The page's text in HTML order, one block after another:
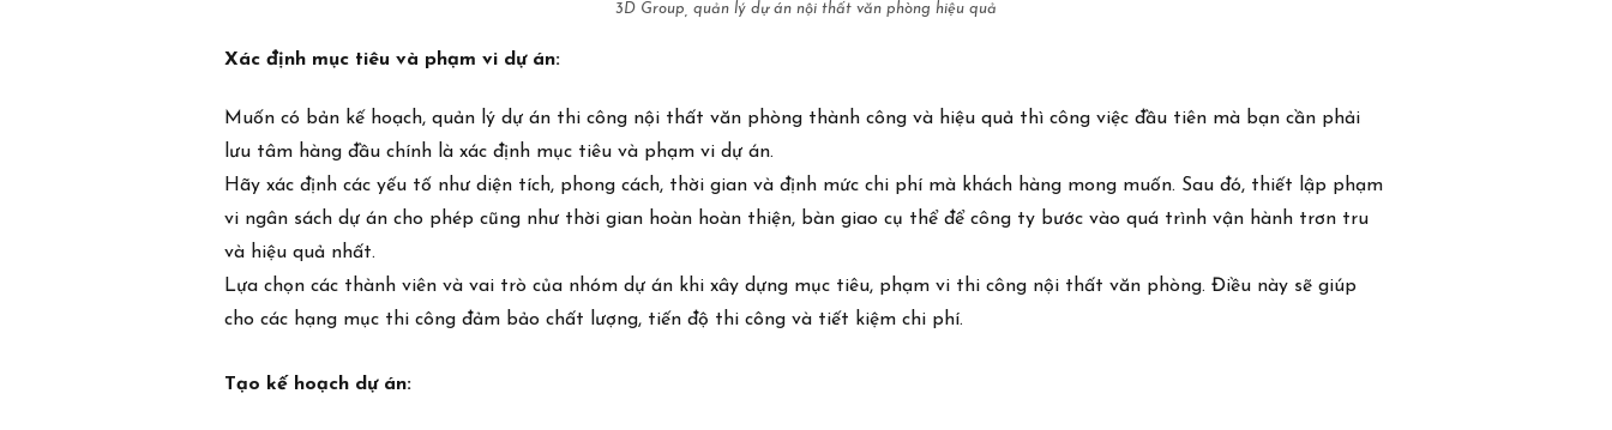
3D Group, quản lý dự án nội thất văn phòng hiệu quả
Xác định mục tiêu và phạm vi dự án:
Muốn có bản kế hoạch, quản lý dự án thi công nội thất văn phòng thành công và hiệu quả thì công việc đầu tiên mà bạn cần phải
lưu tâm hàng đầu chính là xác định mục tiêu và phạm vi dự án.
Hãy xác định các yếu tố như diện tích, phong cách, thời gian và định mức chi phí mà khách hàng mong muốn. Sau đó, thiết lập phạm
vi ngân sách dự án cho phép cũng như thời gian hoàn hoàn thiện, bàn giao cụ thể để công ty bước vào quá trình vận hành trơn tru
và hiệu quả nhất.
Lựa chọn các thành viên và vai trò của nhóm dự án khi xây dựng mục tiêu, phạm vi thi công nội thất văn phòng. Điều này sẽ giúp
cho các hạng mục thi công đảm bảo chất lượng, tiến độ thi công và tiết kiệm chi phí.
Tạo kế hoạch dự án: